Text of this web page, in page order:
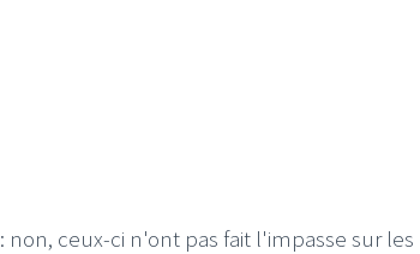
: non, ceux-ci n'ont pas fait l'impasse sur les